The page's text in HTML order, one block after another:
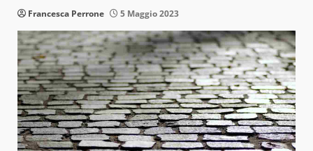
Francesca Perrone 5 Maggio 2023